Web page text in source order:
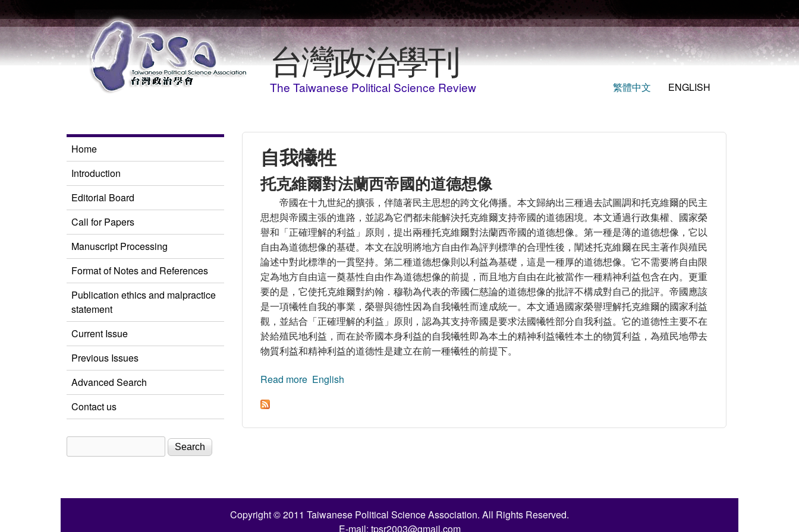
Skip to main content
台灣政治學刊
The Taiwanese Political Science Review 繁體中文 ENGLISH
自我犧牲
托克維爾對法蘭西帝國的道德想像
帝國在十九世紀的擴張，伴隨著民主思想的跨文化傳播。本文歸納出三種過去試圖調和托克維爾的民主
思想與帝國主張的進路，並認為它們都未能解決托克維爾支持帝國的道德困境。本文通過行政集權、國家榮
譽和「正確理解的利益」原則，提出兩種托克維爾對法蘭西帝國的道德想像。第一種是薄的道德想像，它以
自由為道德想像的基礎。本文在說明將地方自由作為評判標準的合理性後，闡述托克維爾在民主著作與殖民
論述中對此標準的一貫堅持。第二種道德想像則以利益為基礎，這是一種厚的道德想像。它不需要將自由限
定為地方自由這一奠基性自由作為道德想像的前提，而且地方自由在此被當作一種精神利益包含在內。更重
要的是，它使托克維爾對約翰．穆勒為代表的帝國仁慈論的道德想像的批評不構成對自己的批評。帝國應該
是一項犧牲自我的事業，榮譽與德性因為自我犧牲而達成統一。本文通過國家榮譽理解托克維爾的國家利益
觀，並結合「正確理解的利益」原則，認為其支持帝國是要求法國犧牲部分自我利益。它的道德性主要不在
於給殖民地利益，而在於帝國本身利益的自我犧牲即為本土的精神利益犧牲本土的物質利益，為殖民地帶去
物質利益和精神利益的道德性是建立在前一種犧牲的前提下。
Read more about 托克維爾對法蘭西帝國的道德想像
English
Home
Introduction
Editorial Board
Call for Papers
Manuscript Processing
Format of Notes and References
Publication ethics and malpractice
statement
Current Issue
Previous Issues
Advanced Search
Contact us
Search form
Copyright © 2011 Taiwanese Political Science Association. All Rights Reserved.
E-mail: tpsr2003@gmail.com